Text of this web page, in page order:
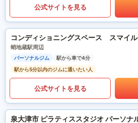
公式サイトを見る
コンディショニングスペース スマイル
蛸地蔵駅周辺
パーソナルジム
駅から車で4分
駅から5分以内のジムに通いたい人
公式サイトを見る